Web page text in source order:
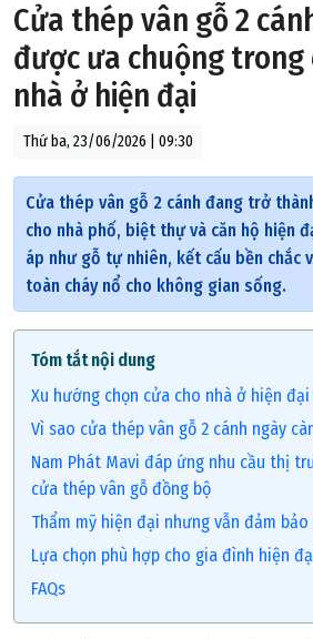
Cửa thép vân gỗ 2
được ưa chuộng
nhà ở hiện đại
Thứ ba, 23/06/2026 | 09:30
Cửa thép vân gỗ 2 cánh đang trở
cho nhà phố, biệt thự và căn hộ hiện
áp như gỗ tự nhiên, kết cấu bền chắc
toàn cháy nổ cho không gian sống.
Tóm tắt nội dung
Xu hướng chọn cửa cho nhà ở hiện
Vì sao cửa thép vân gỗ 2 cánh ngày
Nam Phát Mavi đáp ứng nhu cầu thị
cửa thép vân gỗ đồng bộ
Thẩm mỹ hiện đại nhưng vẫn đảm bảo
Lựa chọn phù hợp cho gia đình hiện
FAQs